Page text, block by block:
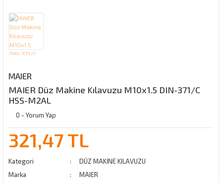
MAIER
MAIER Düz Makine Kılavuzu M10x1.5 DIN-371/C
HSS-M2AL
0 - Yorum Yap
321,47 TL
Kategori
DÜZ MAKİNE KILAVUZU
Marka
MAIER